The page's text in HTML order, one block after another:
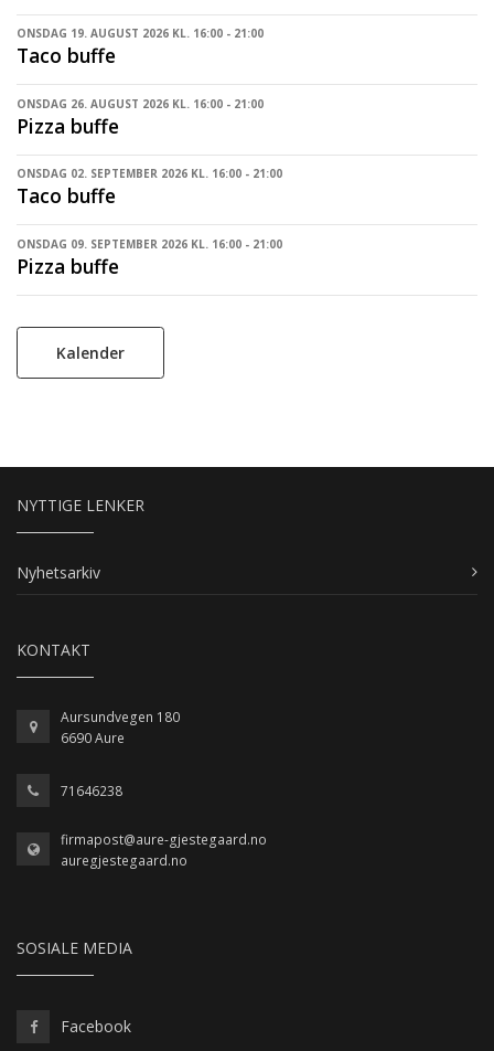
ONSDAG 19. AUGUST 2026 KL. 16:00 - 21:00
Taco buffe
ONSDAG 26. AUGUST 2026 KL. 16:00 - 21:00
Pizza buffe
ONSDAG 02. SEPTEMBER 2026 KL. 16:00 - 21:00
Taco buffe
ONSDAG 09. SEPTEMBER 2026 KL. 16:00 - 21:00
Pizza buffe
Kalender
NYTTIGE LENKER
Nyhetsarkiv
KONTAKT
Aursundvegen 180
6690 Aure
71646238
firmapost@aure-gjestegaard.no
auregjestegaard.no
SOSIALE MEDIA
Facebook